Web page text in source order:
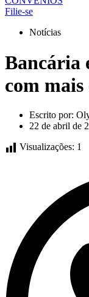
Filie-se
Notícias
Bancária
com mais
Escrito por:
22 de abril de
Visualizações: 1